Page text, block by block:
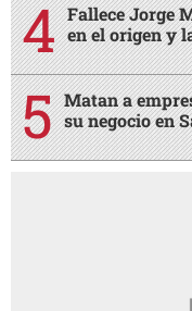
Fallece Jorge
en el origen y
Matan a
su negocio en